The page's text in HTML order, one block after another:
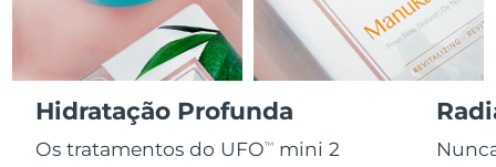
Hidratação Profunda
Os tratamentos do UFOTM
mini 2
Advanced pore care essentials
Serum
For healthy hair
issa™ Teeth Whitening Gel
18% PAP
Cosméticos Homens
Entrega prevista 8/14/26
Itália 8/10/26
Japão Entrega prevista 8/13/26